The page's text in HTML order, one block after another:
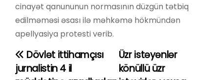
cinayət qanununun normasının düzgün tətbiq
edilməməsi əsası ilə məhkəmə hökmündən
apellyasiya protesti verib.
Y
Üzr istəyənlər
könüllü üzr
Dövlət ittihamçısı
jurnalistin 4 il